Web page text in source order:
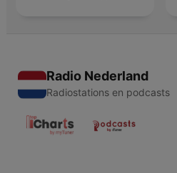
Radio Nederland
Radiostations en podcasts